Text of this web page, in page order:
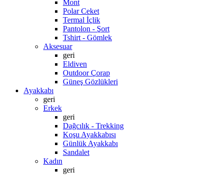
Mont
Polar Ceket
Termal İçlik
Pantolon - Şort
Tshirt - Gömlek
Aksesuar
geri
Eldiven
Outdoor Çorap
Güneş Gözlükleri
Ayakkabı
geri
Erkek
geri
Dağcılık - Trekking
Koşu Ayakkabısı
Günlük Ayakkabı
Sandalet
Kadın
geri